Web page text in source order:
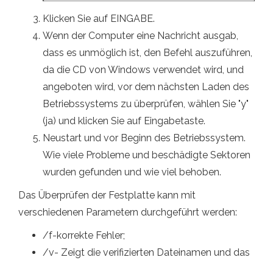
Klicken Sie auf EINGABE.
Wenn der Computer eine Nachricht ausgab,
dass es unmöglich ist, den Befehl auszuführen,
da die CD von Windows verwendet wird, und
angeboten wird, vor dem nächsten Laden des
Betriebssystems zu überprüfen, wählen Sie "y"
(ja) und klicken Sie auf Eingabetaste.
Neustart und vor Beginn des Betriebssystem.
Wie viele Probleme und beschädigte Sektoren
wurden gefunden und wie viel behoben.
Das Überprüfen der Festplatte kann mit
verschiedenen Parametern durchgeführt werden:
/f-korrekte Fehler;
/v- Zeigt die verifizierten Dateinamen und das